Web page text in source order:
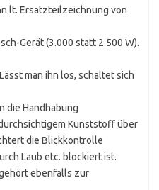
lt. Ersatzteilzeichnung von
Gerät (3.000 statt 2.500 W).
man ihn los, schaltet sich
die Handhabung
Kunststoff über
die Blickkontrolle
Laub etc. blockiert ist.
ebenfalls zur